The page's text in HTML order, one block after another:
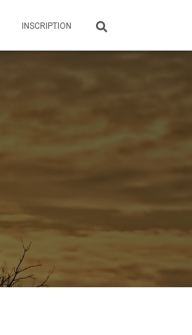
INSCRIPTION